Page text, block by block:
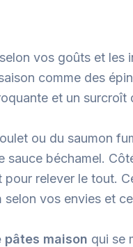
vos goûts et
comme des
et un surcroît
ou du saumon
béchamel.
relever le tout.
selon vos envies et
pâtes maison qui se